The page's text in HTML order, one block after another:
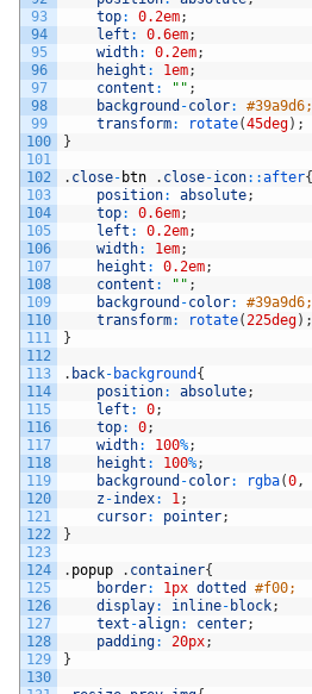
93
94
95
96
97
98
99
100
101
102
103
104
105
106
107
108
109
110
111
112
113
114
115
116
117
118
119
120
121
122
123
124
125
126
127
128
129
130
top: 0.2em;
left : 0.6em;
width: 0.2em;
height : 1em;
content : "" ;
background -color:
#39a9d6;
transform: rotate(45deg) ;
}
. close- btn . close-icon::after{
position: absolute;
top: 0.6em;
left : 0.2em;
width: 1em;
height : 0.2em;
content : "" ;
background -color:
#39a9d6;
transform: rotate(225deg) ;
}
. back- background {
position: absolute;
left : 0;
top: 0;
width: 100%;
height : 100%;
background -color: rgba(0,
z-index: 1;
cursor: pointer;
}
. popup . container{
border: 1px dotted
#f00;
display: inline- block;
text -align: center;
padding: 20px;
}